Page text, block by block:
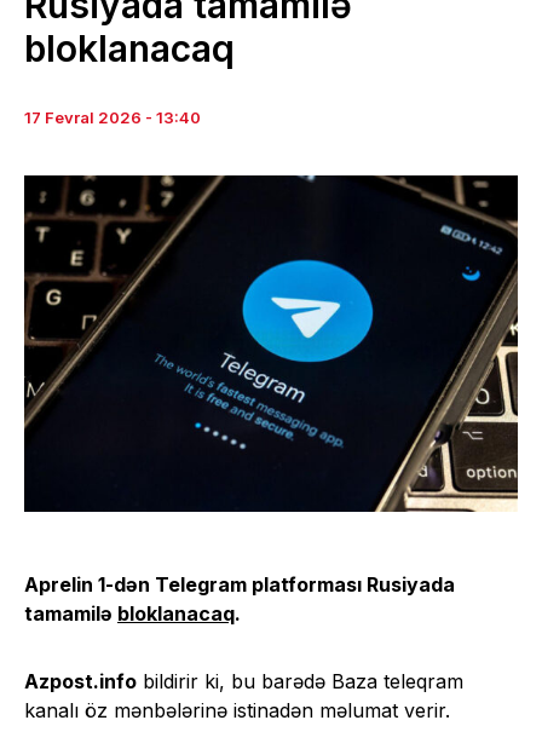
bloklanacaq
17 Fevral 2026 - 13:40
Aprelin 1-dən Telegram platforması Rusiyada
tamamilə bloklanacaq.
Azpost.info bildirir ki, bu barədə Baza teleqram
kanalı öz mənbələrinə istinadən məlumat verir.